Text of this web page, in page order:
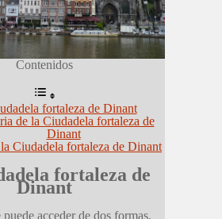
Contenidos
fortaleza de Dinant
de la Ciudadela fortaleza de
Dinant
Ciudadela fortaleza de Dinant
fortaleza de
Dinant
acceder de dos formas,